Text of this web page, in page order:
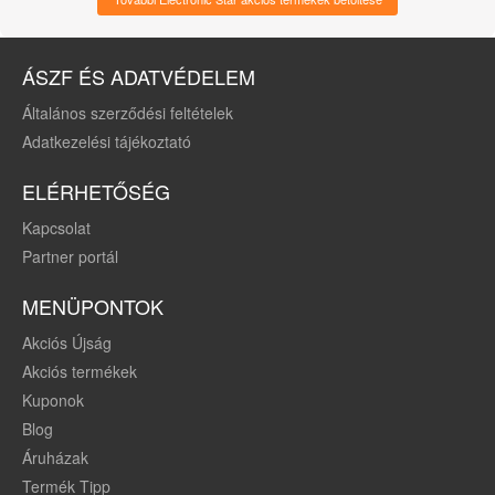
ÁSZF ÉS ADATVÉDELEM
Általános szerződési feltételek
Adatkezelési tájékoztató
ELÉRHETŐSÉG
Kapcsolat
Partner portál
MENÜPONTOK
Akciós Újság
Akciós termékek
Kuponok
Blog
Áruházak
Termék Tipp